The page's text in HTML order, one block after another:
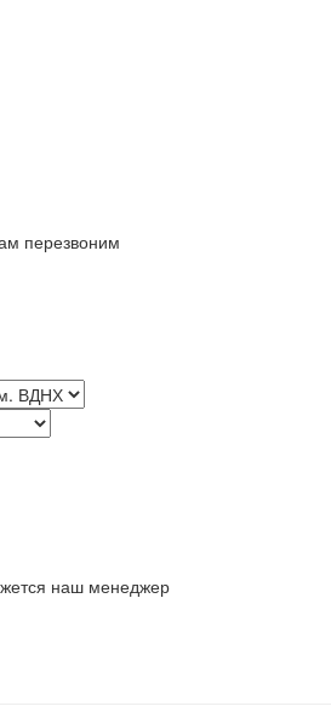
перезвоним
наш менеджер